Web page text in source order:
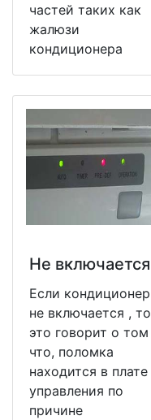
частей таких как
жалюзи
кондиционера
Не включается
Если кондиционер
не включается , то
это говорит о том
что, поломка
находится в плате
управления по
причине